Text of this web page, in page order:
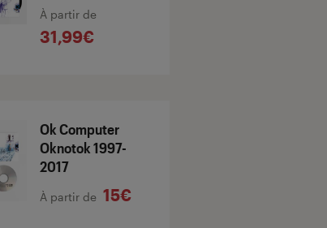
À partir de
31,99€
Ok Computer
Oknotok 1997-
2017
À partir de 15€